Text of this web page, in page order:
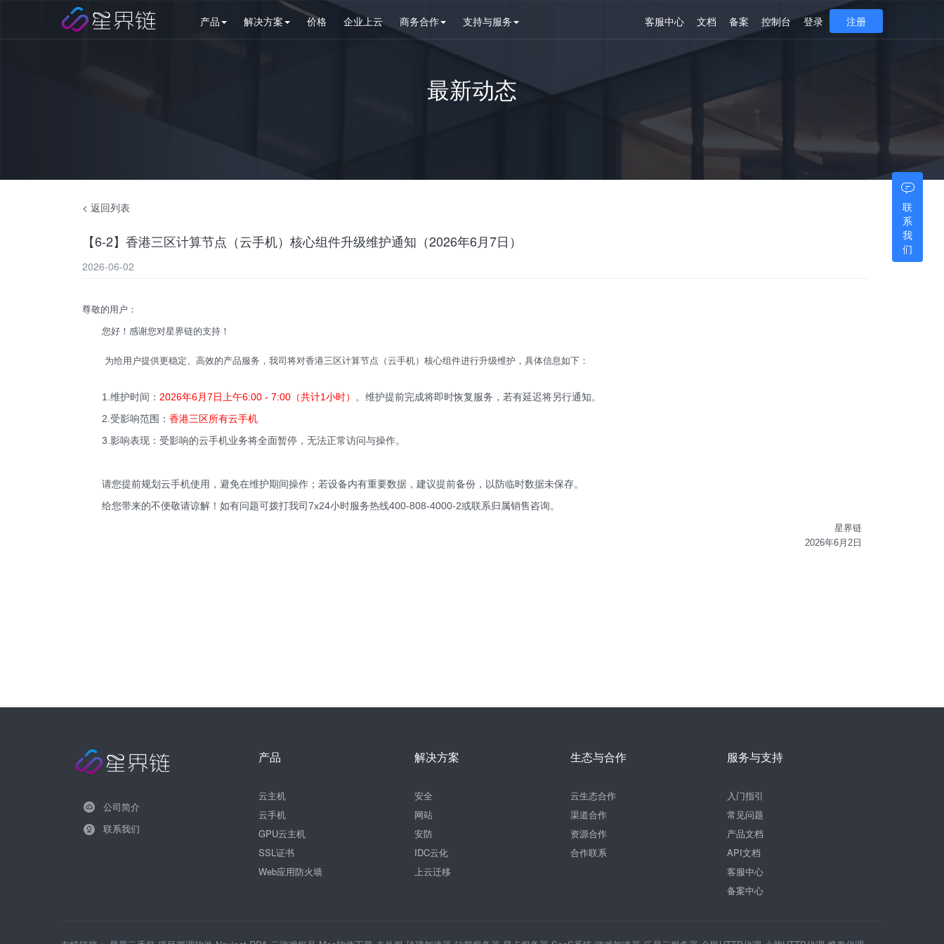
产品 解决方案 价格 企业上云 商务合作 支持与服务 客服中心 文档 备案 控制台 登录 注册
最新动态
< 返回列表
【6-2】香港三区计算节点（云手机）核心组件升级维护通知（2026年6月7日）
2026-06-02
尊敬的用户：
您好！感谢您对星界链的支持！
为给用户提供更稳定、高效的产品服务 ， 我司将对香港三区计算节点（云手机）核心组件进行升级维护 ，具体信息如下：
1.维护时间： 2026年6月7日上午6:00 - 7:00（共计1小时）
。维护提前完成将即时恢复服务，若有延迟将另行通知。
2.受影响范围： 香港三区所有云手机
3.影响表现：受影响的云手机业务将全面暂停，无法正常访问与操作。
请您提前规划云手机使用，避免在维护期间操作；若设备内有重要数据，建议提前备份，以防临时数据未保存。
给您带来的不便敬请谅解！如有问题可拨打我司7x24小时服务热线400-808-4000-2或联系归属销售咨询。
星界链
2026年6月2日
公司简介
联系我们
产品
云主机
云手机
GPU云主机
SSL证书
Web应用防火墙
解决方案
安全
网站
安防
IDC云化
上云迁移
生态与合作
云生态合作
渠道合作
资源合作
合作联系
服务与支持
入门指引
常见问题
产品文档
API文档
客服中心
备案中心
联
系
我
们